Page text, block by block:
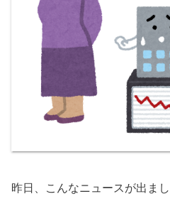
昨日、こんなニュースが出まし